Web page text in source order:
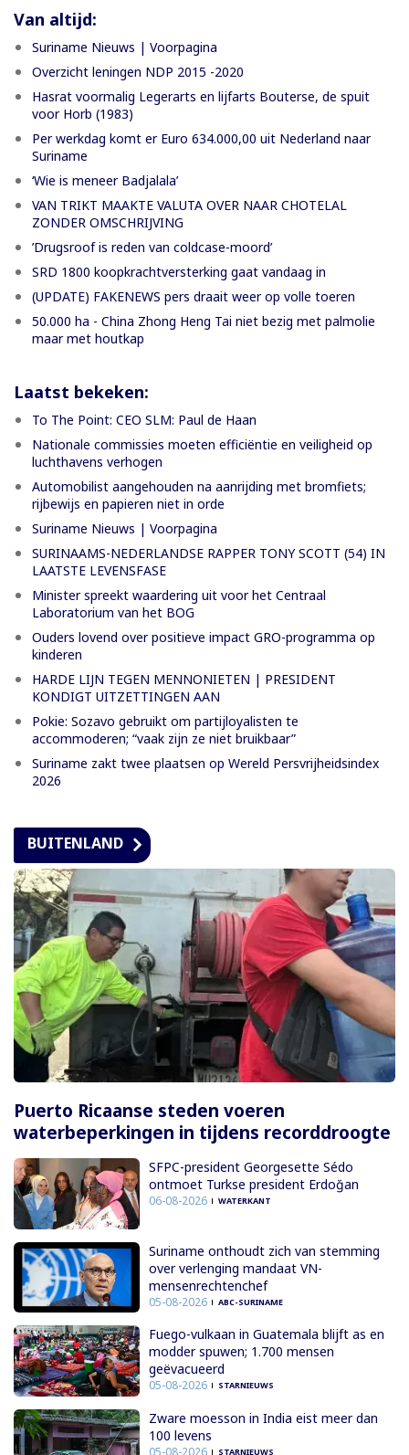
Van altijd:
Suriname Nieuws | Voorpagina
Overzicht leningen NDP 2015 -2020
Hasrat voormalig Legerarts en lijfarts Bouterse, de spuit
voor Horb (1983)
Per werkdag komt er Euro 634.000,00 uit Nederland naar
Suriname
‘Wie is meneer Badjalala’
VAN TRIKT MAAKTE VALUTA OVER NAAR CHOTELAL
ZONDER OMSCHRIJVING
’Drugsroof is reden van coldcase-moord’
SRD 1800 koopkrachtversterking gaat vandaag in
(UPDATE) FAKENEWS pers draait weer op volle toeren
50.000 ha - China Zhong Heng Tai niet bezig met palmolie
maar met houtkap
Laatst bekeken:
To The Point: CEO SLM: Paul de Haan
Nationale commissies moeten efficiëntie en veiligheid op
luchthavens verhogen
Automobilist aangehouden na aanrijding met bromfiets;
rijbewijs en papieren niet in orde
Suriname Nieuws | Voorpagina
SURINAAMS-NEDERLANDSE RAPPER TONY SCOTT (54) IN
LAATSTE LEVENSFASE
Minister spreekt waardering uit voor het Centraal
Laboratorium van het BOG
Ouders lovend over positieve impact GRO-programma op
kinderen
HARDE LIJN TEGEN MENNONIETEN | PRESIDENT
KONDIGT UITZETTINGEN AAN
Pokie: Sozavo gebruikt om partijloyalisten te
accommoderen; “vaak zijn ze niet bruikbaar”
Suriname zakt twee plaatsen op Wereld Persvrijheidsindex
2026
BUITENLAND
Puerto Ricaanse steden voeren
waterbeperkingen in tijdens recorddroogte
SFPC-president Georgesette Sédo
ontmoet Turkse president Erdoğan
06-08-2026 WATERKANT
Suriname onthoudt zich van stemming
over verlenging mandaat VN-
mensenrechtenchef
05-08-2026 ABC-SURINAME
Fuego-vulkaan in Guatemala blijft as en
modder spuwen; 1.700 mensen
geëvacueerd
05-08-2026 STARNIEUWS
Zware moesson in India eist meer dan
100 levens
05-08-2026 STARNIEUWS